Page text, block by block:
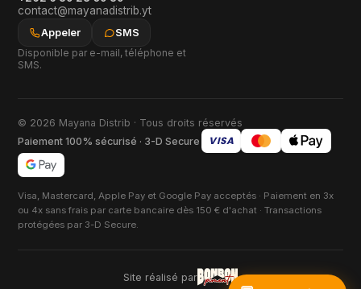
contact@mayanadistrib.yt
Appeler
SMS
Disponible par e-mail, téléphone et
SMS.
© 2026 Mayana Distrib · Tous droits réservés
Paiement 100% sécurisé · 3-D Secure
VISA
Visa, Mastercard, Apple Pay et Google Pay acceptés · Paiement en 3x
ou 4x sans frais par carte bancaire dès 150 € d'achat · Transactions
protégées par 3-D Secure.
Site réalisé par